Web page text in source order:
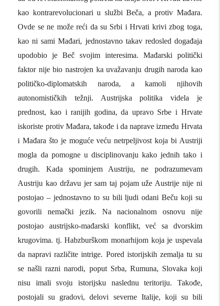
kao kontrarevolucionari u službi Beča, a protiv Mađara.
Ovde se ne može reći da su Srbi i Hrvati krivi zbog toga,
kao ni sami Mađari, jednostavno takav redosled događaja
upodobio je Beč svojim interesima. Mađarski politički
faktor nije bio nastrojen ka uvažavanju drugih naroda kao
političko-diplomatskih naroda, a kamoli njihovih
autonomističkih težnji. Austrijska politika videla je
prednost, kao i ranijih godina, da upravo Srbe i Hrvate
iskoriste protiv Mađara, takođe i da naprave između Hrvata
i Mađara što je moguće veću netrpeljivost koja bi Austriji
mogla da pomogne u disciplinovanju kako jednih tako i
drugih. Kada spominjem Austriju, ne podrazumevam
Austriju kao državu jer sam taj pojam uže Austrije nije ni
postojao – jednostavno to su bili ljudi odani Beču koji su
govorili nemački jezik. Na nacionalnom osnovu nije
postojao austrijsko-mađarski konflikt, već sa dvorskim
krugovima. tj. Habzburškom monarhijom koja je uspevala
da napravi različite intrige. Pored istorijskih zemalja tu su
se našli razni narodi, poput Srba, Rumuna, Slovaka koji
nisu imali svoju istorijsku naslednu teritoriju. Takođe,
postojali su gradovi, delovi severne Italije, koji su bili